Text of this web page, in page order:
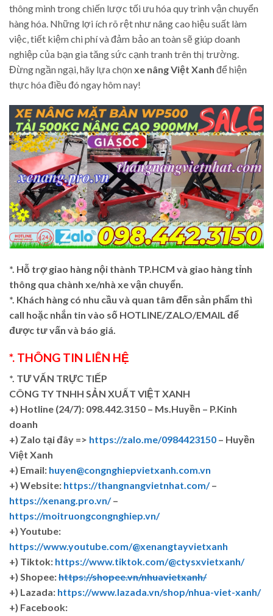
thông minh trong chiến lược tối ưu hóa quy trình vận chuyển
hàng hóa. Những lợi ích rõ rệt như nâng cao hiệu suất làm
việc, tiết kiệm chi phí và đảm bảo an toàn sẽ giúp doanh
nghiệp của bạn gia tăng sức cạnh tranh trên thị trường.
Đừng ngần ngại, hãy lựa chọnxe nâng Việt Xanh để hiện
thực hóa điều đó ngay hôm nay!
*. Hỗ trợ giao hàng nội thành TP.HCM và giao hàng tỉnh
thông qua chành xe/nhà xe vận chuyển.
*. Khách hàng có nhu cầu và quan tâm đến sản phẩm thì
call hoặc nhắn tin vào số HOTLINE/ZALO/EMAIL để
được tư vấn và báo giá.
*. THÔNG TIN LIÊN HỆ
*. TƯ VẤN TRỰC TIẾP
CÔNG TY TNHH SẢN XUẤT VIỆT XANH
+) Hotline (24/7): 098.442.3150 – Ms.Huyền – P.Kinh
doanh
+) Zalo tại đây => https://zalo.me/0984423150 – Huyền
Việt Xanh
+) Email: huyen@congnghiepvietxanh.com.vn
+) Website: https://thangnangvietnhat.com/–
https://xenang.pro.vn/–
https://moitruongcongnghiep.vn/
+) Youtube:
https://www.youtube.com/@xenangtayvietxanh
+) Tiktok: https://www.tiktok.com/@ctysxvietxanh/
+) Shopee:https://shopee.vn/nhuavietxanh/
+) Lazada: https://www.lazada.vn/shop/nhua-viet-xanh/
+) Facebook: